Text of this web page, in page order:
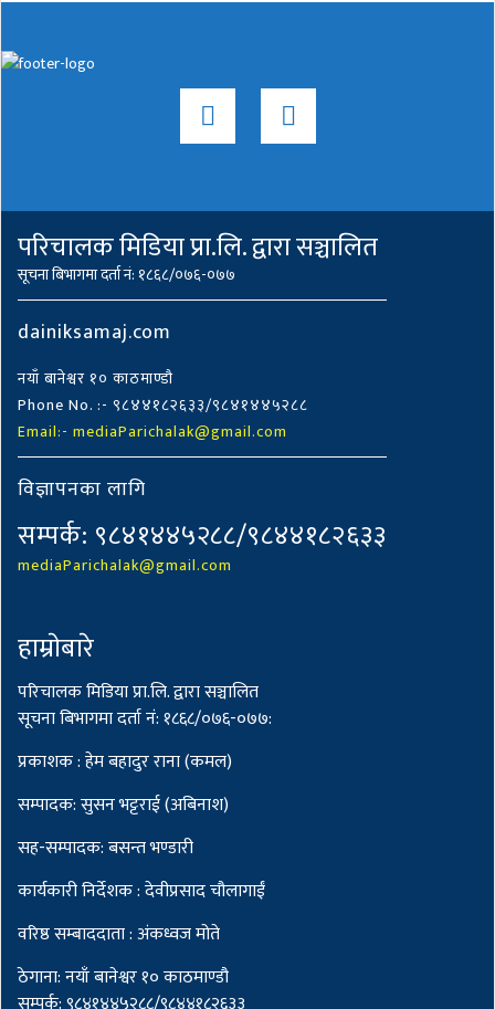
परिचालक मिडिया प्रा.लि. द्वारा सञ्चालित
सूचना बिभागमा दर्ता नं: १८६८/०७६-०७७
dainiksamaj.com
नयाँ बानेश्वर १० काठमाण्डौ
Phone No. :- ९८४४१८२६३३/९८४१४४५२८८
Email:- mediaParichalak@gmail.com
विज्ञापनका लागि
सम्पर्क: ९८४१४४५२८८/९८४४१८२६३३
mediaParichalak@gmail.com
हाम्राेबारे
परिचालक मिडिया प्रा.लि. द्वारा सञ्चालित
सूचना बिभागमा दर्ता नं: १८६८/०७६-०७७:
प्रकाशक : हेम बहादुर राना (कमल)
सम्पादक: सुसन भट्टराई (अबिनाश)
सह-सम्पादक: बसन्त भण्डारी
कार्यकारी निर्देशक : देवीप्रसाद चौलागाईं
वरिष्ठ सम्बाददाता : अंकध्वज मोते
ठेगाना: नयाँ बानेश्वर १० काठमाण्डौ